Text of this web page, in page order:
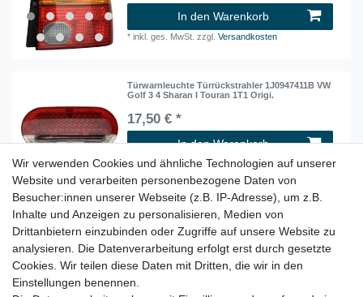
In den Warenkorb
*inkl. ges. MwSt. zzgl.Versandkosten
Türwarnleuchte Türrückstrahler 1J0947411B VW
Golf 3 4 Sharan I Touran 1T1 Origi.
17,50 € *
In den Warenkorb
*inkl. ges. MwSt.zzgl.Versandkosten
Zusatzbremsleuchte LED drittes Bremslicht
3.Bremsleuchte 4E0945097 Audi A8 D3 4E
18,95 € *
In den Warenkorb
Wir verwenden Cookies und ähnliche Technologien auf unserer
Website und verarbeiten personenbezogene Daten von
Besucher:innen unserer Webseite (z.B. IP-Adresse), um z.B.
Inhalte und Anzeigen zu personalisieren, Medien von
Drittanbietern einzubinden oder Zugriffe auf unsere Website zu
analysieren. Die Datenverarbeitung erfolgt erst durch gesetzte
Cookies. Wir teilen diese Daten mit Dritten, die wir in den
Einstellungen benennen.